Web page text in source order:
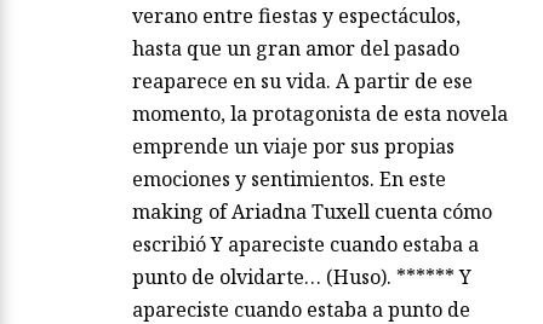
verano entre fiestas y espectáculos,
hasta que un gran amor del pasado
reaparece en su vida. A partir de ese
momento, la protagonista de esta novela
emprende un viaje por sus propias
emociones y sentimientos. En este
making of Ariadna Tuxell cuenta cómo
escribió Y apareciste cuando estaba a
punto de olvidarte… (Huso). ****** Y
apareciste cuando estaba a punto de